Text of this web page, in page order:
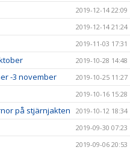
2019-12-14 22:09
2019-12-14 21:24
2019-11-03 17:31
2019-10-28 14:48
-3 november 2019-10-25 11:27
2019-10-16 15:28
på stjärnjakten 2019-10-12 18:34
2019-09-30 07:23
2019-09-06 20:53